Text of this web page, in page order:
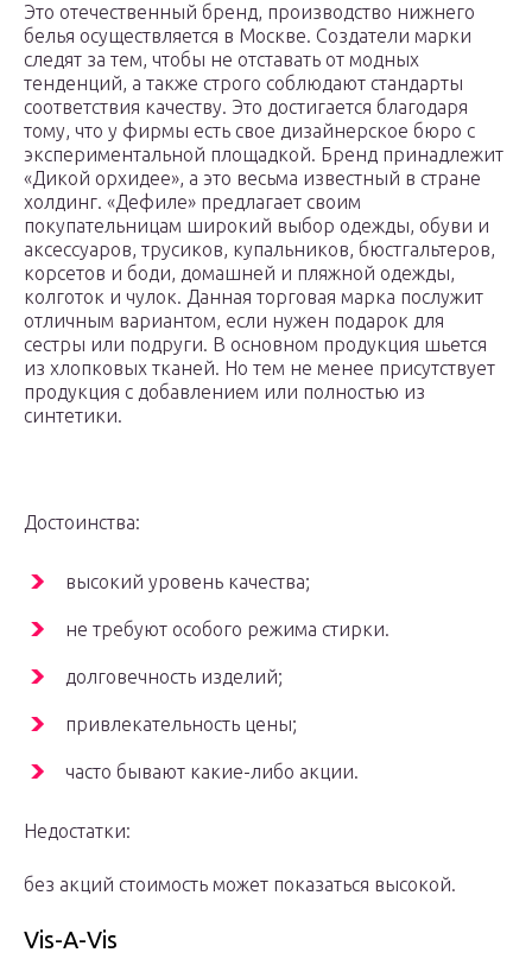
Это отечественный бренд, производство нижнего
белья осуществляется в Москве. Создатели марки
следят за тем, чтобы не отставать от модных
тенденций, а также строго соблюдают стандарты
соответствия качеству. Это достигается благодаря
тому, что у фирмы есть свое дизайнерское бюро с
экспериментальной площадкой. Бренд принадлежит
«Дикой орхидее», а это весьма известный в стране
холдинг. «Дефиле» предлагает своим
покупательницам широкий выбор одежды, обуви и
аксессуаров, трусиков, купальников, бюстгальтеров,
корсетов и боди, домашней и пляжной одежды,
колготок и чулок. Данная торговая марка послужит
отличным вариантом, если нужен подарок для
сестры или подруги. В основном продукция шьется
из хлопковых тканей. Но тем не менее присутствует
продукция с добавлением или полностью из
синтетики.
Достоинства:
высокий уровень качества;
не требуют особого режима стирки.
долговечность изделий;
привлекательность цены;
часто бывают какие-либо акции.
Недостатки:
без акций стоимость может показаться высокой.
Vis-A-Vis